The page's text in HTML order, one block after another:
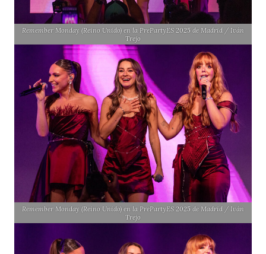
Remember Monday (Reino Unido) en la PrePartyES 2025 de Madrid / Iván
Trejo
Remember Monday (Reino Unido) en la PrePartyES 2025 de Madrid / Iván
Trejo